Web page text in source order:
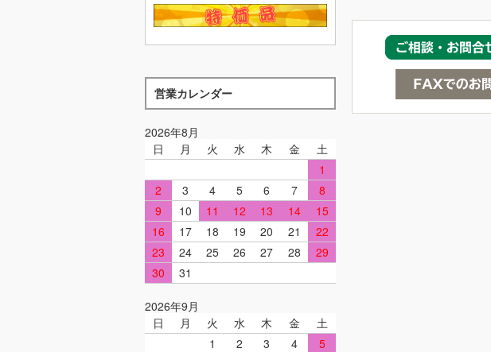
営業カレンダー
2026年8月
日
月 火 水 木 金
土
1
2
3 4 5 6 7
8
9
10 11 12 13 14
15
16
17 18 19 20 21
22
23
24 25 26 27 28
29
30
31
2026年9月
日
月 火 水 木 金
土
1
2 3 4
5